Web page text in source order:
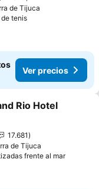
de Tijuca
tenisVer precios
Ver precios
favoritos
Rio Hotel
17.681
de Tijuca
frente al marVer